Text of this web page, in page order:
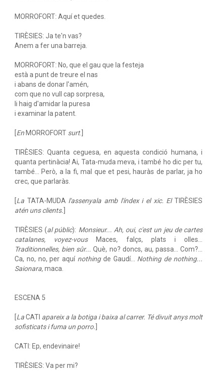
MORROFORT: Aquí et quedes.
TIRÈSIES: Ja te'n vas?
Anem a fer una barreja.
MORROFORT: No, que el gau que la festeja
està a punt de treure el nas
i abans de donar l'amén,
com que no vull cap sorpresa,
li haig d'amidar la puresa
i examinar la patent.
En MORROFORT surt.]
TIRÈSIES: Quanta ceguesa, en aquesta condició humana, i
quanta pertinàcia! Ai, Tata-muda meva, i també ho dic per tu,
també... Però, a la fi, mal que et pesi, hauràs de parlar, ja ho
crec, que parlaràs.
La TATA-MUDA l'assenyala amb l'índex i el xic. ElTIRÈSIES
atén uns clients.
TIRÈSIES (al públic): Monsieur... Ah, oui, c'est un jeu de cartes
catalanes, voyez-vous
Maces, falçs, plats i olles...
Traditionnelles, bien sûr...Què, no? doncs, au, passa... Com?...
Ca, no, no, per aquí nothingde Gaudí... Nothing de nothing...
Saionara,maca.
ESCENA 5
LaCATI apareix a la botiga i baixa al carrer. Té divuit anys molt
sofisticats i fuma un porro.
CATI: Ep, endevinaire!
TIRÈSIES: Va per mi?